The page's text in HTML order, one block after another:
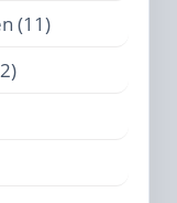
(11)